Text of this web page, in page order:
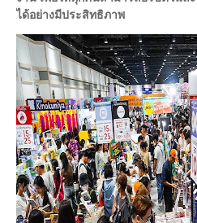
ได้อย่างมีประสิทธิภาพ